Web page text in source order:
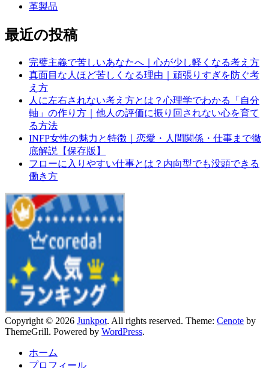
革製品
最近の投稿
完璧主義で苦しいあなたへ｜心が少し軽くなる考え方
真面目な人ほど苦しくなる理由｜頑張りすぎを防ぐ考
え方
人に左右されない考え方とは？心理学でわかる「自分
軸」の作り方｜他人の評価に振り回されない心を育て
る方法
INFP女性の魅力と特徴｜恋愛・人間関係・仕事まで徹
底解説【保存版】
フローに入りやすい仕事とは？内向型でも没頭できる
働き方
Copyright © 2026 Junkpot. All rights reserved. Theme: Cenote by
ThemeGrill. Powered by WordPress.
ホーム
プロフィール